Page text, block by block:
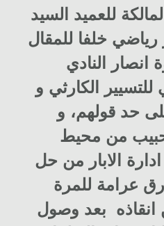
للعميد السيد
خلفا للمقال
النادي
الكارثي و
حد قولهم، و
من محيط
الابار من حل
عرامة للمرة
انقاذه بعد وصول